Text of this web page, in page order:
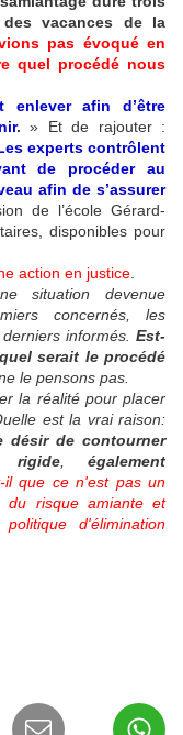
vacances de la
pas évoqué en
quel procédé nous
enlever afin d’être
. » Et de rajouter :
experts contrôlent
de procéder au
afin de s’assurer
de l’école Gérard-
disponibles pour
action en justice
situation devenue
concernés, les
informés. Est-
serait le procédé
le pensons pas.
la réalité pour placer
est la vrai raison:
désir de contourner
rigide,également
il que ce n'est pas un
risque amiante et
d'élimination